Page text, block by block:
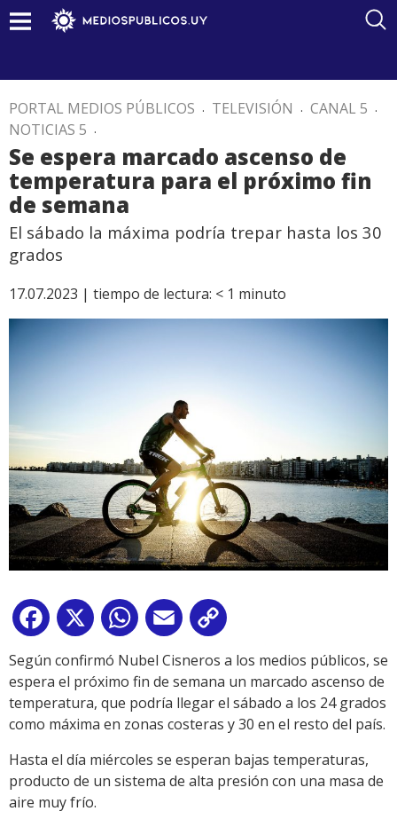
PORTAL MEDIOS PÚBLICOS . TELEVISIÓN . CANAL 5 .
NOTICIAS 5 .
Se espera marcado ascenso de
temperatura para el próximo fin
de semana
El sábado la máxima podría trepar hasta los 30
grados
17.07.2023 | tiempo de lectura: < 1 minuto
Facebook
X WhatsApp
Email
Link
Según confirmó Nubel Cisneros a los medios públicos, se
espera el próximo fin de semana un marcado ascenso de
temperatura, que podría llegar el sábado a los 24 grados
como máxima en zonas costeras y 30 en el resto del país.
Hasta el día miércoles se esperan bajas temperaturas,
producto de un sistema de alta presión con una masa de
aire muy frío.